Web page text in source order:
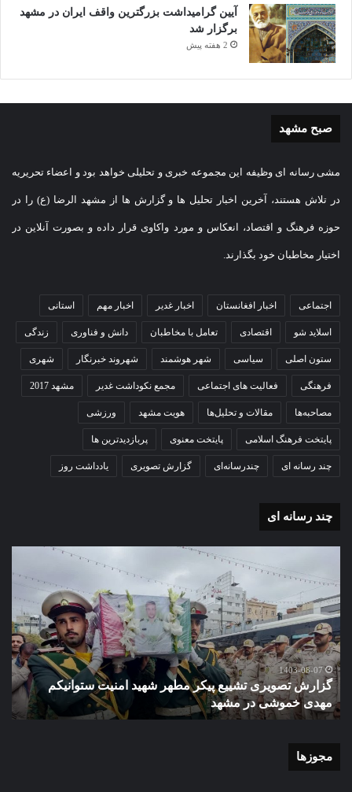
آیین گرامیداشت بزرگترین واقف ایران در مشهد
برگزار شد
2 هفته پیش
صبح مشهد
مشی رسانه ای وظیفه این مجموعه خبری و تحلیلی خواهد بود و اعضاء تحریریه
در تلاش هستند، آخرین اخبار تحلیل ها و گزارش ها از مشهد الرضا (ع) را در
حوزه فرهنگ و اقتصاد، انعکاس و مورد واکاوی قرار داده و بصورت آنلاین در
اختیار مخاطبان خود بگذارند.
اجتماعی اخبار افغانستان اخبار غدیر اخبار مهم استانی
اسلاید شو اقتصادی تعامل با مخاطبان دانش و فناوری زندگی
ستون اصلی سیاسی شهر هوشمند شهروند خبرنگار شهری
فرهنگی فعالیت های اجتماعی مجمع نکوداشت غدیر مشهد 2017
مصاحبه‌ها مقالات و تحلیل‌ها هویت مشهد ورزشی
پایتخت فرهنگ اسلامی پایتخت معنوی پربازدیدترین ها
چند رسانه ای چندرسانه‌ای گزارش تصویری یادداشت روز
چند رسانه ای
تشییع
پیکر
مطهر
شهید
امنیت
ستوانیکم
مهدی
خموشی
در
1403-08-07
گزارش تصویری تشییع پیکر مطهر شهید امنیت ستوانیکم
مهدی خموشی در مشهد
با
مجوزها